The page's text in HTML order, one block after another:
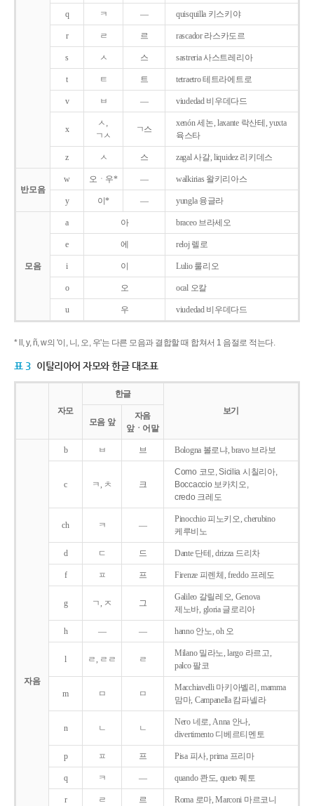
q ㅋ ― quisquilla 키스키야
r ㄹ 르 rascador 라스카도르
s ㅅ 스 sastreria 사스트레리아
t ㅌ 트 tetraetro 테트라에트로
v ㅂ ― viudedad 비우데다드
x
ㅅ,
ㄱㅅ
ㄱ스
xenón 세논, laxante 락산테, yuxta
육스타
z ㅅ 스 zagal 사갈, liquidez 리키데스
반모음
w 오ㆍ우* ― walkirias 왈키리아스
y 이* ― yungla 융글라
모음
a 아 braceo 브라세오
e 에 reloj 렐로
i 이 Lulio 룰리오
o 오 ocal 오칼
u 우 viudedad 비우데다드
* ll, y, ñ, w의 '이, 니, 오, 우'는 다른 모음과 결합할 때 합쳐서 1 음절로 적는다.
표 3 이탈리아어 자모와 한글 대조표
자모
한글
보기
모음 앞
자음
앞ㆍ어말
자음
b ㅂ 브 Bologna 볼로냐, bravo 브라보
c ㅋ, ㅊ 크
Como 코모, Sicilia 시칠리아,
Boccaccio 보카치오,
credo 크레도
ch ㅋ ―
Pinocchio 피노키오, cherubino
케루비노
d ㄷ 드 Dante 단테, drizza 드리차
f ㅍ 프 Firenze 피렌체, freddo 프레도
g ㄱ, ㅈ 그
Galileo 갈릴레오, Genova
제노바, gloria 글로리아
h ― ― hanno 안노, oh 오
l ㄹ, ㄹㄹ ㄹ
Milano 밀라노, largo 라르고,
palco 팔코
m ㅁ ㅁ
Macchiavelli 마키아벨리, mamma
맘마, Campanella 캄파넬라
n ㄴ ㄴ
Nero 네로, Anna 안나,
divertimento 디베르티멘토
p ㅍ 프 Pisa 피사, prima 프리마
q ㅋ ― quando 콴도, queto 퀘토
r ㄹ 르 Roma 로마, Marconi 마르코니